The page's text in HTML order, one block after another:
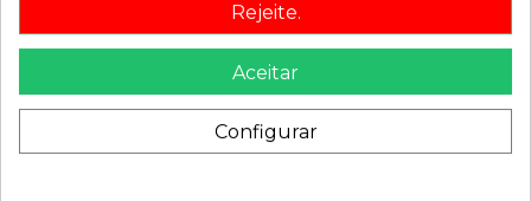
Recambio de anillo airbag para seat toledo (1m2) 1.9 tdi |
0.99 - ... 1.9 tdi | 0.99 - ... referencia OEM IAM 1J0959653B
Rejeite.
Aceitar
Configurar